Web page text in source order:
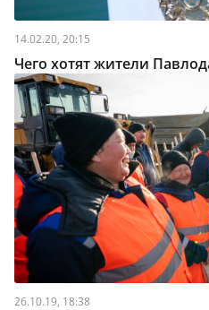
14.02.20, 20:15
Чего хотят жители
26.10.19, 18:38